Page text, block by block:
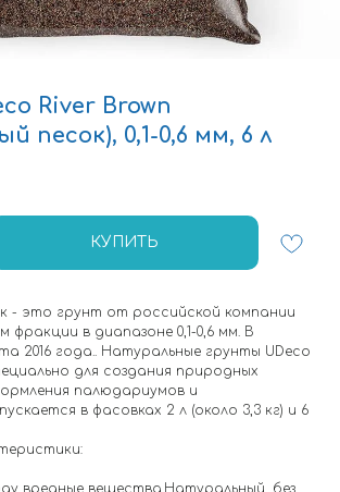
River Brown
песок), 0,1-0,6 мм, 6 л
КУПИТЬ
- это грунт от российской компании
фракции в диапазоне 0,1-0,6 мм. В
2016 года.. Натуральные грунты UDeco
для создания природных
палюдариумов и
в фасовках 2 л (около 3,3 кг) и 6
вредные вещества.Натуральный, без